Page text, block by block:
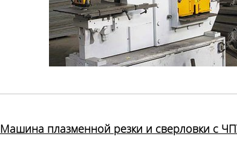
Машина плазменной резки и сверловки с